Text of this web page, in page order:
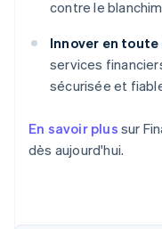
contre le
Innover en toute
services
sécurisée et
En savoir plus sur
dès aujourd'hui.